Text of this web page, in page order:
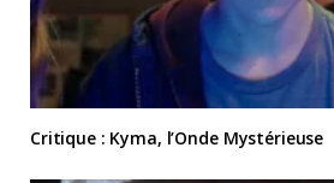
Critique : Kyma, l’Onde Mystérieuse